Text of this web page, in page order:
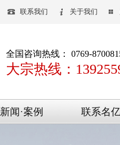
联系我们 关于我们
全国咨询热线： 0769-
大宗热线：
新闻·案例 联系名